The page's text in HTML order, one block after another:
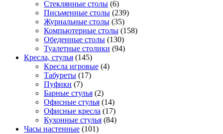
Стеклянные столы (6)
Письменные столы (239)
Журнальные столы (35)
Компьютерные столы (158)
Обеденные столы (130)
Туалетные столики (94)
Кресла, стулья (145)
Кресла игровые (4)
Табуреты (17)
Пуфики (7)
Барные стулья (2)
Офисные стулья (14)
Офисные кресла (17)
Кухонные стулья (84)
Часы настенные (101)